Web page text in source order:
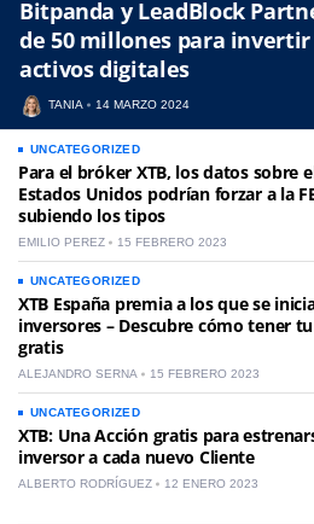
Bitpanda y LeadBlock
de 50 millones para
activos digitales
TANIA 14 MARZO 2024
UNCATEGORIZED
Para el bróker XTB, los datos sobre
Estados Unidos podrían forzar a la
subiendo los tipos
EMILIO PEREZ 15 FEBRERO 2023
UNCATEGORIZED
XTB España premia a los que se
inversores – Descubre cómo tener
gratis
ALEJANDRO SERNA 15 FEBRERO 2023
UNCATEGORIZED
XTB: Una Acción gratis para
inversor a cada nuevo Cliente
ALBERTO RODRÍGUEZ 12 ENERO 2023